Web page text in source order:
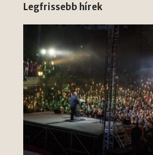
Legfrissebb hírek